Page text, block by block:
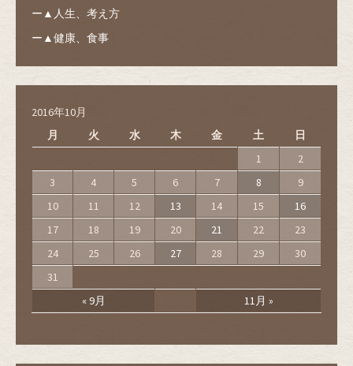
ー▲人生、考え方
ー▲健康、食事
2016年10月
月
火 水 木 金 土 日
« 9月 11月 »
1
2
3
4 5 6 7 8
9
10
11 12 13 14 15
16
17
18 19 20 21 22
23
24
25 26 27 28 29
30
31